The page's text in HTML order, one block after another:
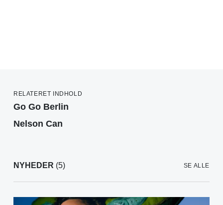
RELATERET INDHOLD
Go Go Berlin
Nelson Can
NYHEDER (5) SE ALLE